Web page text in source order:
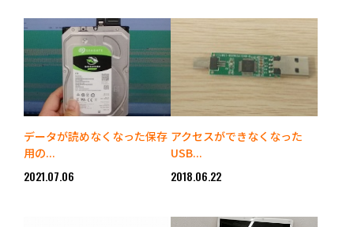
データが読めなくなった保存
用の...
2021.07.06
アクセスができなくなった
USB...
2018.06.22